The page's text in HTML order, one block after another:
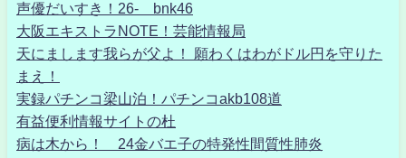
声優だいすき！26- bnk46
大阪エキストラNOTE！芸能情報局
天にまします我らが父よ！ 願わくはわがドル円を守りた
まえ！
実録パチンコ梁山泊！パチンコakb108道
有益便利情報サイトの杜
病は木から！ 24金バエ子の特発性間質性肺炎